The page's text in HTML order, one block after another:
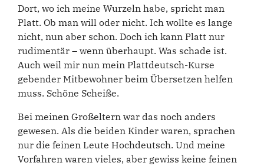
Dort, wo ich meine Wurzeln habe, spricht man
Platt. Ob man will oder nicht. Ich wollte es lange
nicht, nun aber schon. Doch ich kann Platt nur
rudimentär – wenn überhaupt. Was schade ist.
Auch weil mir nun mein Plattdeutsch-Kurse
gebender Mitbewohner beim Übersetzen helfen
muss. Schöne Scheiße.
Bei meinen Großeltern war das noch anders
gewesen. Als die beiden Kinder waren, sprachen
nur die feinen Leute Hochdeutsch. Und meine
Vorfahren waren vieles, aber gewiss keine feinen